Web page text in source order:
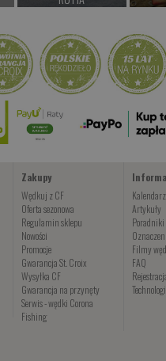
Kup teraz >
Zakupy
Wędkuj z CF
Oferta sezonowa
Regulamin sklepu
Nowości
Promocje
Gwarancja St. Croix
Wysyłka CF
Gwarancja na przynęty
Serwis - wędki Corona
Fishing
Artykuły
Poradniki
Filmy
FAQ